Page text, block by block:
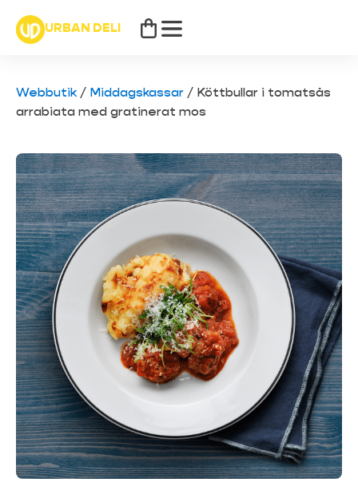
URBAN DELI
Webbutik/ Middagskassar / Köttbullar i tomatsås
arrabiata med gratinerat mos